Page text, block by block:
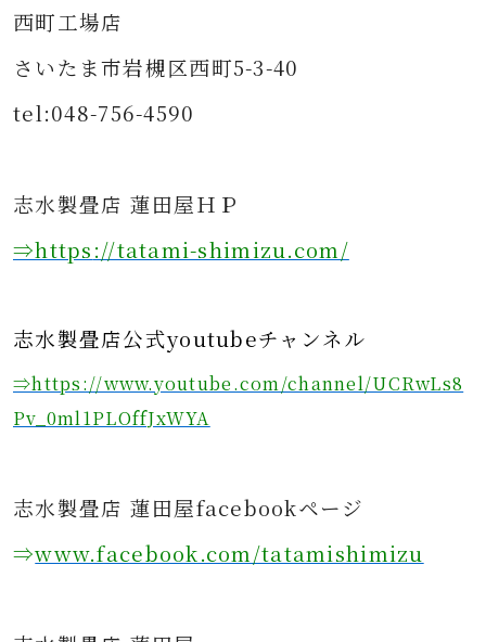
西町工場店
さいたま市岩槻区西町5-3-40
tel:048-756-4590
志水製畳店 蓮田屋ＨＰ
⇒https://tatami-shimizu.com/
志水製畳店公式youtubeチャンネル
⇒https://www.youtube.com/channel/UCRwLs8
Pv_0ml1PLOffJxWYA
志水製畳店 蓮田屋facebookページ
⇒www.facebook.com/tatamishimizu